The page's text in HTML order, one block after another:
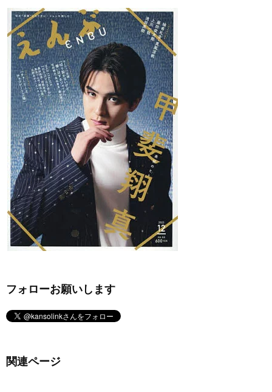
フォローお願いします
関連ページ